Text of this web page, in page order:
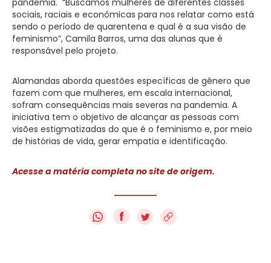
sociais, raciais e econômicas para nos relatar como está
sendo o período de quarentena e qual é a sua visão de
feminismo”, Camila Barros, uma das alunas que é
responsável pelo projeto.
Alamandas aborda questões específicas de gênero que
fazem com que mulheres, em escala internacional,
sofram consequências mais severas na pandemia. A
iniciativa tem o objetivo de alcançar as pessoas com
visões estigmatizadas do que é o feminismo e, por meio
de histórias de vida, gerar empatia e identificação.
Acesse a matéria completa no site de origem.
f